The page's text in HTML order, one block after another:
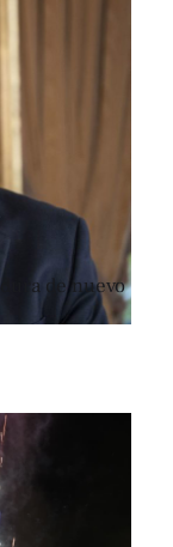
de nuevo